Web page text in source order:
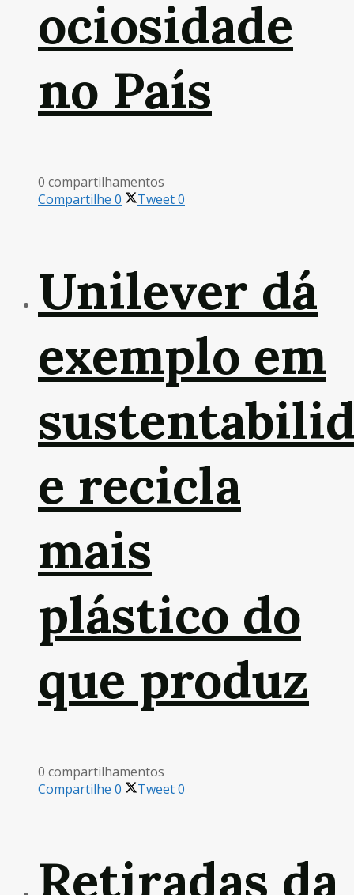
ociosidade
no País
0 compartilhamentos
Compartilhe 0 Tweet0
Unilever dá
exemplo em
e recicla
mais
plástico do
que produz
0 compartilhamentos
Compartilhe 0 Tweet0
Retiradas da